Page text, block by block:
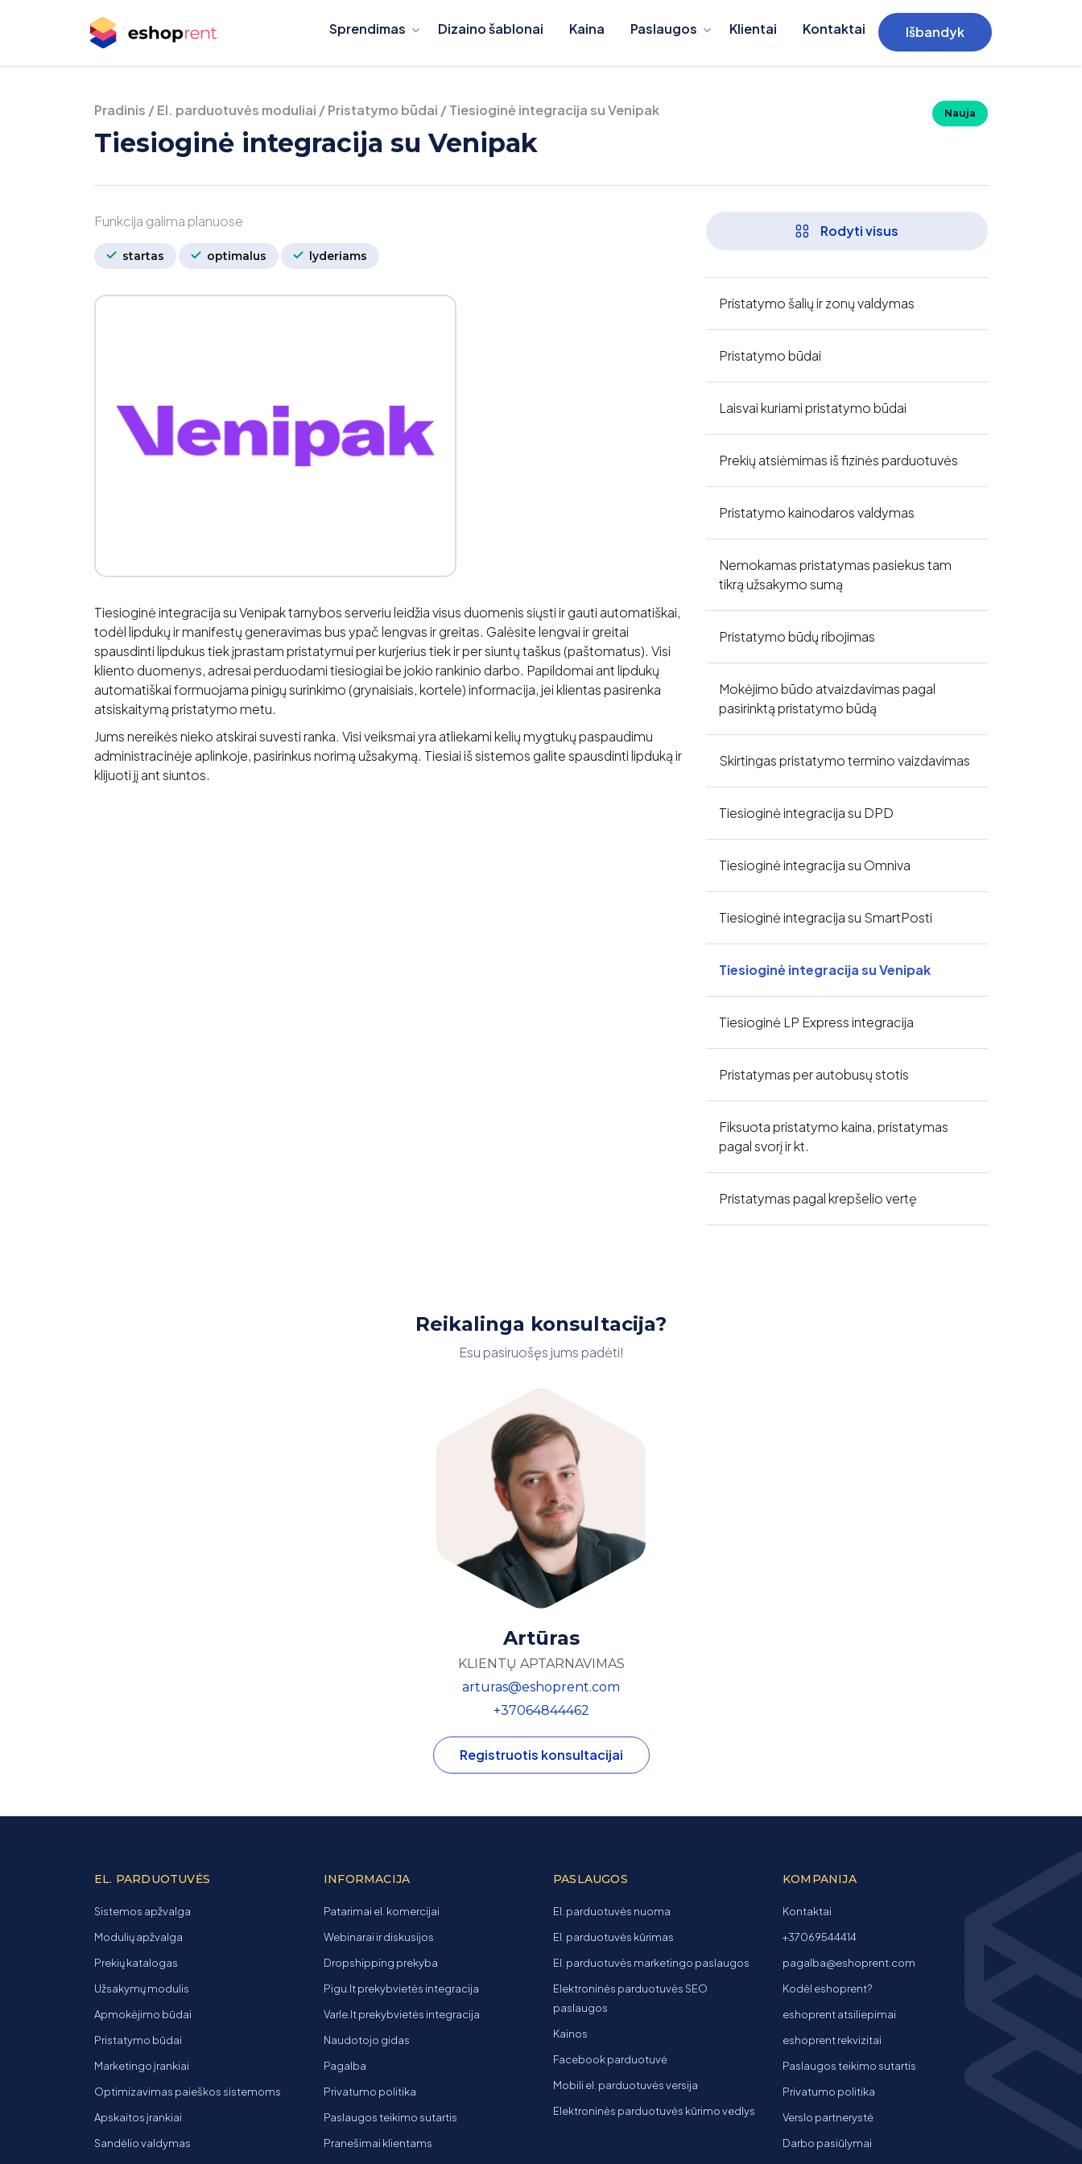
Sprendimas Dizaino šablonai Kaina Paslaugos Klientai Kontaktai Išbandyk
Nauja
Pradinis /El. parduotuvės moduliai /Pristatymo būdai /Tiesioginė integracija su Venipak
Tiesioginė integracija su Venipak
Funkcija galima planuose
startas optimalus lyderiams
Tiesioginė integracija su Venipak tarnybos serveriu leidžia visus duomenis siųsti ir gauti automatiškai,
todėl lipdukų ir manifestų generavimas bus ypač lengvas ir greitas. Galėsite lengvai ir greitai
spausdinti lipdukus tiek įprastam pristatymui per kurjerius tiek ir per siuntų taškus (paštomatus). Visi
kliento duomenys, adresai perduodami tiesiogiai be jokio rankinio darbo. Papildomai ant lipdukų
automatiškai formuojama pinigų surinkimo (grynaisiais, kortele) informacija, jei klientas pasirenka
atsiskaitymą pristatymo metu.
Jums nereikės nieko atskirai suvesti ranka. Visi veiksmai yra atliekami kelių mygtukų paspaudimu
administracinėje aplinkoje, pasirinkus norimą užsakymą. Tiesiai iš sistemos galite spausdinti lipduką ir
klijuoti jį ant siuntos.
Rodyti visus
Pristatymo šalių ir zonų valdymas
Pristatymo būdai
Laisvai kuriami pristatymo būdai
Prekių atsiėmimas iš fizinės parduotuvės
Pristatymo kainodaros valdymas
Nemokamas pristatymas pasiekus tam
tikrą užsakymo sumą
Pristatymo būdų ribojimas
Mokėjimo būdo atvaizdavimas pagal
pasirinktą pristatymo būdą
Skirtingas pristatymo termino vaizdavimas
Tiesioginė integracija su DPD
Tiesioginė integracija su Omniva
Tiesioginė integracija su SmartPosti
Tiesioginė integracija su Venipak
Tiesioginė LP Express integracija
Pristatymas per autobusų stotis
Fiksuota pristatymo kaina, pristatymas
pagal svorį ir kt.
Pristatymas pagal krepšelio vertę
Reikalinga konsultacija?
Esu pasiruošęs jums padėti!
Artūras
KLIENTŲ APTARNAVIMAS
arturas@eshoprent.com
+37064844462
Registruotis konsultacijai
EL. PARDUOTUVĖS
Sistemos apžvalga
Modulių apžvalga
Prekių katalogas
Užsakymų modulis
Apmokėjimo būdai
Pristatymo būdai
Marketingo įrankiai
Optimizavimas paieškos sistemoms
Apskaitos įrankiai
Sandėlio valdymas
INFORMACIJA
Patarimai el. komercijai
Webinarai ir diskusijos
Dropshipping prekyba
Pigu.lt prekybvietės integracija
Varle.lt prekybvietės integracija
Naudotojo gidas
Pagalba
Privatumo politika
Paslaugos teikimo sutartis
Pranešimai klientams
PASLAUGOS
El. parduotuvės nuoma
El. parduotuvės kūrimas
El. parduotuvės marketingo paslaugos
Elektroninės parduotuvės SEO
paslaugos
Kainos
Facebook parduotuvė
Mobili el. parduotuvės versija
Elektroninės parduotuvės kūrimo vedlys
KOMPANIJA
Kontaktai
+37069544414
pagalba@eshoprent.com
Kodėl eshoprent?
eshoprent atsiliepimai
eshoprent rekvizitai
Paslaugos teikimo sutartis
Privatumo politika
Verslo partnerystė
Darbo pasiūlymai